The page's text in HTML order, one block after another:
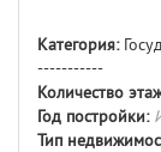
Категория:
-----------
Количество
Год постройки:
Тип